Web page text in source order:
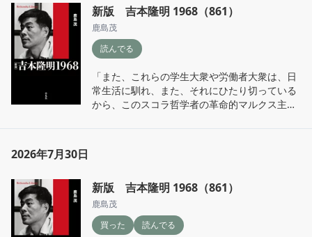
新版 吉本隆明 1968（861）
鹿島茂
読んでる
「また、これらの学生大衆や労働者大衆は、日
常生活に馴れ、また、それにひたり切っている
から、このスコラ哲学者の革命的マルクス主義
れが、日常生活にひたり「低迷」すればするほ
ど、どうしようもなくなっている支配の秩序を
萌芽的に識知せざるをえないのだ。コントラ =
「前衛」的コミュニケーションの方法意識から
2026年7月30日
新版 吉本隆明 1968（861）
鹿島茂
買った
読んでる